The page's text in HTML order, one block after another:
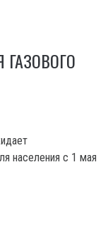
населения с 1 мая